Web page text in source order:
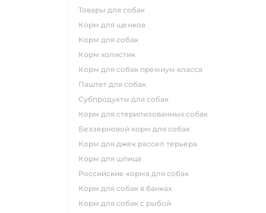
товары для собак
корм для щенков
корм для собак
корм холистик
корм для собак премиум класса
паштет для собак
субпродукты для собак
корм для стерилизованных собак
беззерновой корм для собак
корм для джек рассел терьера
корм для шпица
российские корма для собак
корм для собак в банках
корм для собак с рыбой